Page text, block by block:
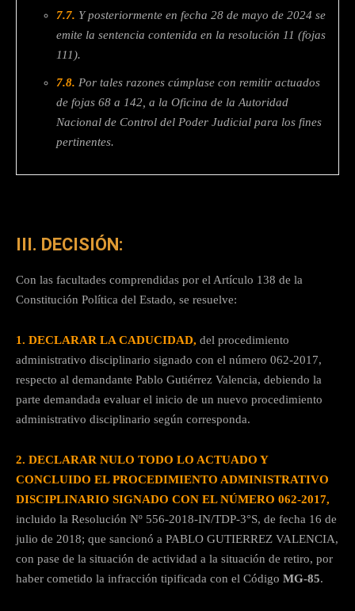
7.7. Y posteriormente en fecha 28 de mayo de 2024 se
emite la sentencia contenida en la resolución 11 (fojas
111).
7.8. Por tales razones cúmplase con remitir actuados
de fojas 68 a 142, a la Oficina de la Autoridad
Nacional de Control del Poder Judicial para los fines
pertinentes.
III. DECISIÓN:
Con las facultades comprendidas por el Artículo 138 de la
Constitución Política del Estado, se resuelve:
1. DECLARAR LA CADUCIDAD, del procedimiento
administrativo disciplinario signado con el número 062-2017,
respecto al demandante Pablo Gutiérrez Valencia, debiendo la
parte demandada evaluar el inicio de un nuevo procedimiento
administrativo disciplinario según corresponda.
2. DECLARAR NULO TODO LO ACTUADO Y
CONCLUIDO EL PROCEDIMIENTO ADMINISTRATIVO
DISCIPLINARIO SIGNADO CON EL NÚMERO 062-2017,
incluido la Resolución Nº 556-2018-IN/TDP-3°S, de fecha 16 de
julio de 2018; que sancionó a PABLO GUTIERREZ VALENCIA,
con pase de la situación de actividad a la situación de retiro, por
haber cometido la infracción tipificada con el Código MG-85.